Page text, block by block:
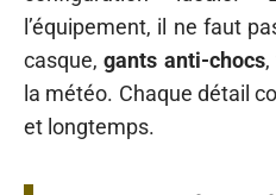
l’équipement, il ne faut
casque,gants anti-chocs,
la météo. Chaque détail
et longtemps.